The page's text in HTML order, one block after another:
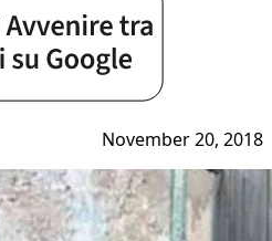
November 20, 2018